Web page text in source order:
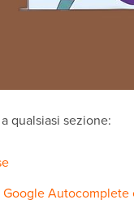
qualsiasi sezione: